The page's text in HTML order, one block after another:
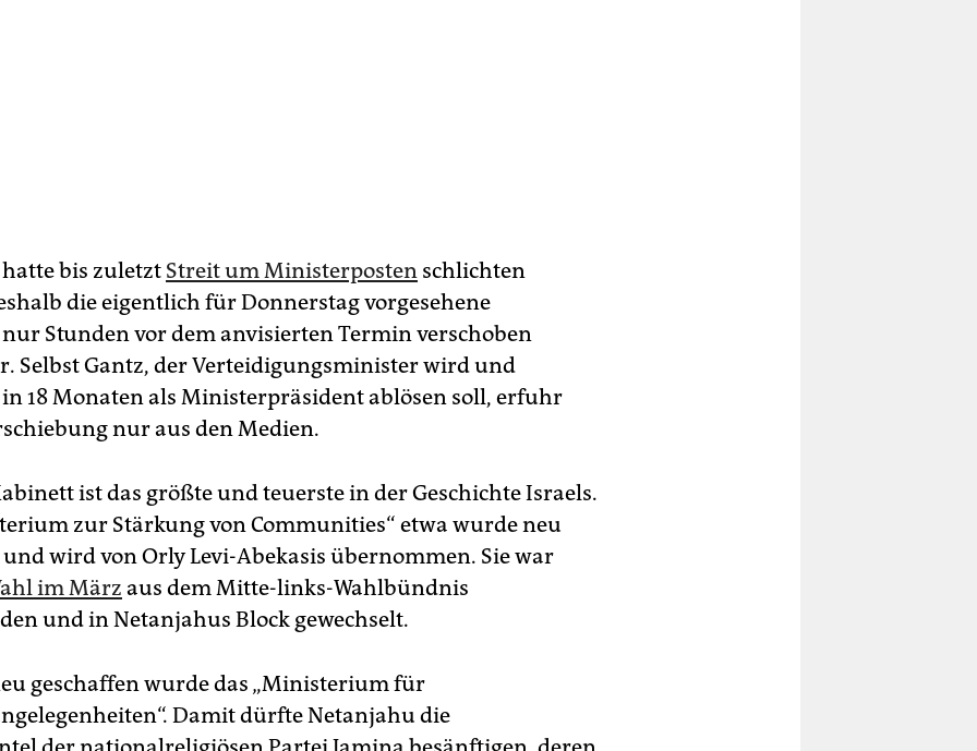
bis zuletzt Streit um Ministerposten schlichten
die eigentlich für Donnerstag vorgesehene
Stunden vor dem anvisierten Termin verschoben
Selbst Gantz, der Verteidigungsminister wird und
18 Monaten als Ministerpräsident ablösen soll, erfuhr
nur aus den Medien.
ist das größte und teuerste in der Geschichte Israels.
zur Stärkung von Communities“ etwa wurde neu
und wird von Orly Levi-Abekasis übernommen. Sie war
im März aus dem Mitte-links-Wahlbündnis
und in Netanjahus Block gewechselt.
geschaffen wurde das „Ministerium für
Damit dürfte Netanjahu die